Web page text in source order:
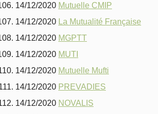
14/12/2020 Mutuelle CMIP
14/12/2020 La Mutualité Française
14/12/2020 MGPTT
14/12/2020 MUTI
14/12/2020 Mutuelle Mufti
14/12/2020 PREVADIES
14/12/2020 NOVALIS